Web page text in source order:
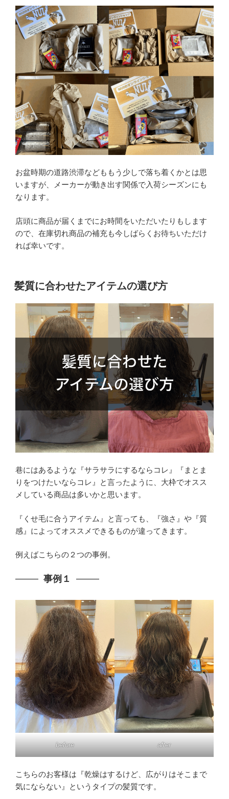
お盆時期の道路渋滞などももう少しで落ち着くかとは思
いますが、メーカーが動き出す関係で入荷シーズンにも
なります。
店頭に商品が届くまでにお時間をいただいたりもします
ので、在庫切れ商品の補充も今しばらくお待ちいただけ
れば幸いです。
髪質に合わせたアイテムの選び方
巷にはあるような『サラサラにするならコレ』『まとま
りをつけたいならコレ』と言ったように、大枠でオスス
メしている商品は多いかと思います。
『くせ毛に合うアイテム』と言っても、『強さ』や『質
感』によってオススメできるものが違ってきます。
例えばこちらの２つの事例。
事例１
before after
こちらのお客様は『乾燥はするけど、広がりはそこまで
気にならない』というタイプの髪質です。